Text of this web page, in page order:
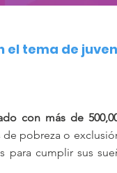
el tema de
con más de
pobreza o
para cumplir sus